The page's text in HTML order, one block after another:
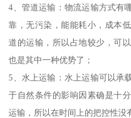
4、管道运输：物流运输方式有
靠，无污染，能能耗小，成本
道的运输，所以占地较少，可
也是其中一种优势了；
5、水上运输：水上运输可以承
于自然条件的影响因素确是十
运输，所以在时间上的把控性没